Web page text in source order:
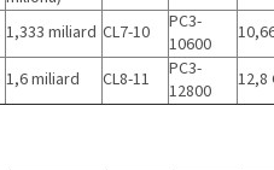
1,333 miliard CL7-10
PC3-
10600
1,6 miliard CL8-11
PC3-
12800
12,8